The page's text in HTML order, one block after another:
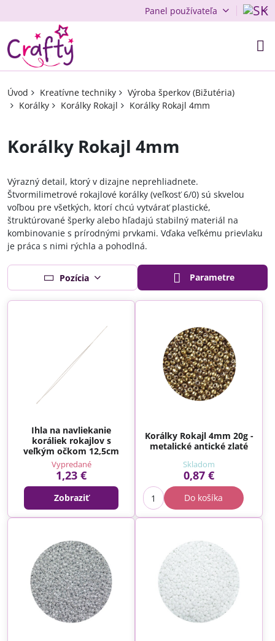
Panel používateľa
Úvod Kreatívne techniky
Výroba šperkov (Bižutéria)
Korálky
Korálky Rokajl Korálky Rokajl 4mm
Korálky Rokajl 4mm
Výrazný detail, ktorý v dizajne neprehliadnete.
Štvormilimetrové rokajlové korálky (veľkosť 6/0) sú skvelou
voľbou pre všetkých, ktorí chcú vytvárať plastické,
štruktúrované šperky alebo hľadajú stabilný materiál na
kombinovanie s prírodnými prvkami. Vďaka veľkému prievlaku
je práca s nimi rýchla a pohodlná.
Pozícia Parametre
Ihla na navliekanie
koráliek rokajlov s
veľkým očkom 12,5cm
Vypredané
1,23 €
Zobraziť
Korálky Rokajl 4mm 20g -
metalické antické zlaté
Skladom
0,87 €
Do košíka